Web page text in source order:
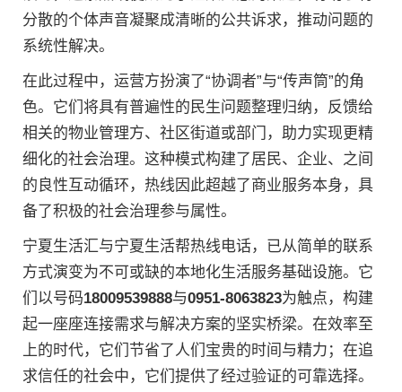
分散的个体声音凝聚成清晰的公共诉求，推动问题的
系统性解决。
在此过程中，运营方扮演了“协调者”与“传声筒”的角
色。它们将具有普遍性的民生问题整理归纳，反馈给
相关的物业管理方、社区街道或部门，助力实现更精
细化的社会治理。这种模式构建了居民、企业、之间
的良性互动循环，热线因此超越了商业服务本身，具
备了积极的社会治理参与属性。
宁夏生活汇与宁夏生活帮热线电话，已从简单的联系
方式演变为不可或缺的本地化生活服务基础设施。它
们以号码18009539888与0951-8063823为触点，构建
起一座座连接需求与解决方案的坚实桥梁。在效率至
上的时代，它们节省了人们宝贵的时间与精力；在追
求信任的社会中，它们提供了经过验证的可靠选择。